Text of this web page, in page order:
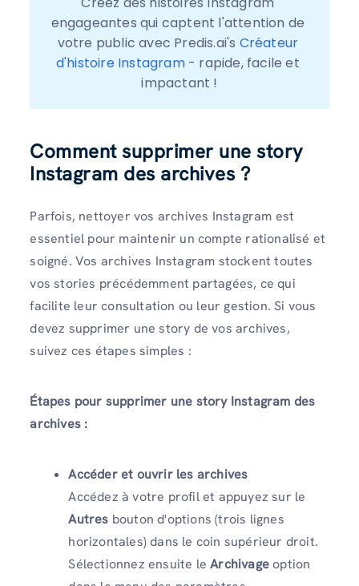
engageantes qui captent l'attention de
votre public avec Predis.ai's Créateur
d'histoire Instagram - rapide, facile et
impactant !
Comment supprimer une story
Instagram des archives ?
Parfois, nettoyer vos archives Instagram est
essentiel pour maintenir un compte rationalisé et
soigné. Vos archives Instagram stockent toutes
vos stories précédemment partagées, ce qui
facilite leur consultation ou leur gestion. Si vous
devez supprimer une story de vos archives,
suivez ces étapes simples :
Étapes pour supprimer une story Instagram des
archives :
Accéder et ouvrir les archives
Accédez à votre profil et appuyez sur le
Autres bouton d'options (trois lignes
horizontales) dans le coin supérieur droit.
Sélectionnez ensuite leArchivageoption